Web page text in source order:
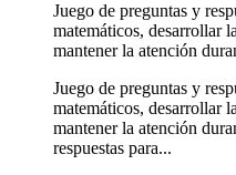
Juego de preguntas y
matemáticos, desarrollar
mantener la atención
Juego de preguntas y
matemáticos, desarrollar
mantener la atención
respuestas para...